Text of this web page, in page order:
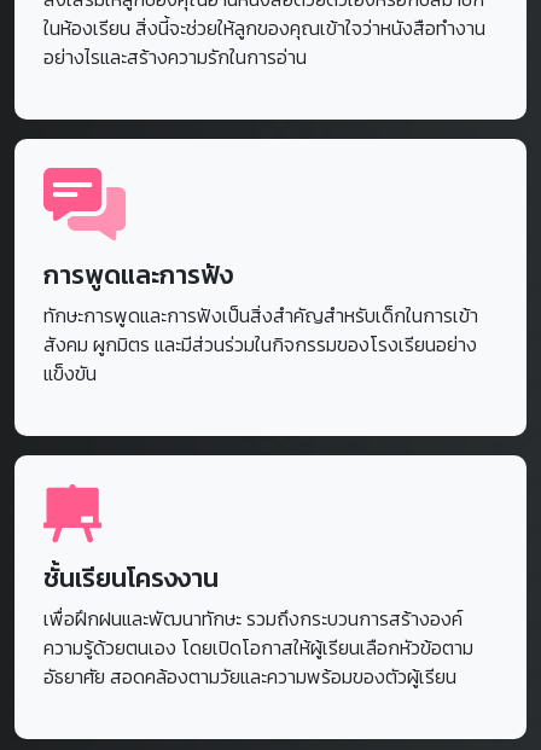
Date of study Age Range
0-
ในห้องเรียน สิ่งนี้จะช่วยให้ลูกของคุณเข้าใจว่าหนังสือทำงาน
อย่างไรและสร้างความรักในการอ่าน
การพูดและการฟัง
ทักษะการพูดและการฟังเป็นสิ่งสำคัญสำหรับเด็กในการเข้า
สังคม ผูกมิตร และมีส่วนร่วมในกิจกรรมของโรงเรียนอย่าง
แข็งขัน
ชั้นเรียนโครงงาน
เพื่อฝึกฝนและพัฒนาทักษะ รวมถึงกระบวนการสร้างองค์
ความรู้ด้วยตนเอง โดยเปิดโอกาสให้ผู้เรียนเลือกหัวข้อตาม
อัธยาศัย สอดคล้องตามวัยและความพร้อมของตัวผู้เรียน